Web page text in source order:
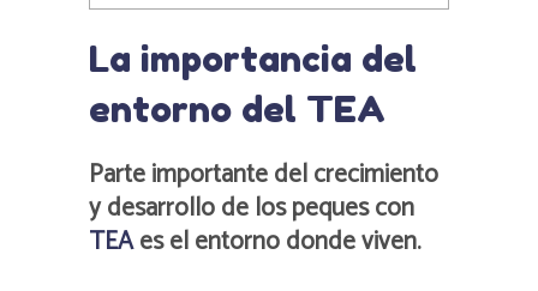
La importancia del
entorno del TEA
Parte importante del crecimiento
y desarrollo de los peques con
TEAes el entorno donde viven.